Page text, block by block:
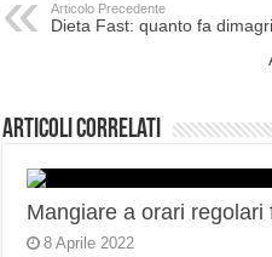
Articolo Precedente
Dieta Fast: quanto fa
Articoli correlati
Mangiare a orari regolari
8 Aprile 2022